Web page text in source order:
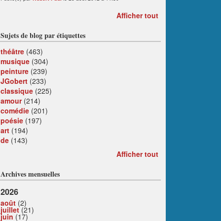
Afficher tout
Sujets de blog par étiquettes
théâtre (463)
musique (304)
peinture (239)
JGobert (233)
classique (225)
amour(214)
comédie (201)
poésie (197)
art (194)
de (143)
Afficher tout
Archives mensuelles
2026
août (2)
juillet(21)
juin (17)